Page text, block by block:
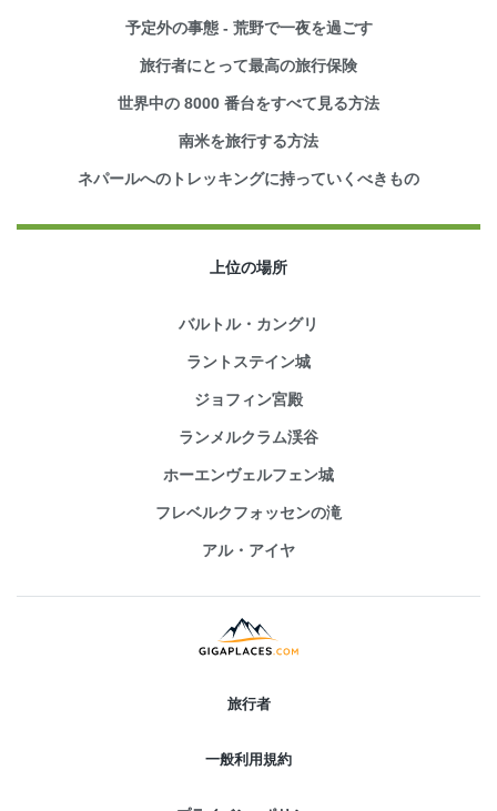
予定外の事態 - 荒野で一夜を過ごす
旅行者にとって最高の旅行保険
世界中の 8000 番台をすべて見る方法
南米を旅行する方法
ネパールへのトレッキングに持っていくべきもの
上位の場所
バルトル・カングリ
ラントステイン城
ジョフィン宮殿
ランメルクラム渓谷
ホーエンヴェルフェン城
フレベルクフォッセンの滝
アル・アイヤ
旅行者
一般利用規約